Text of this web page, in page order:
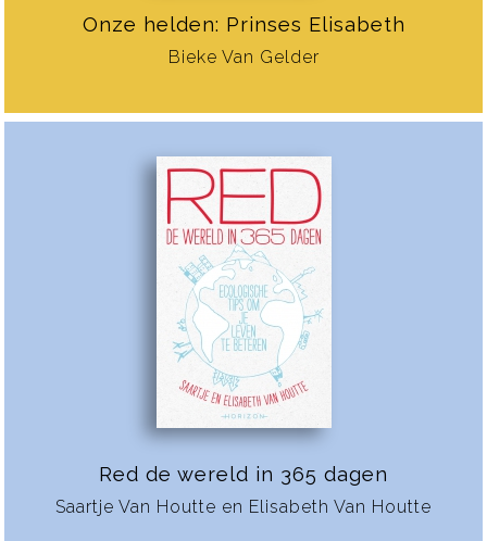
Onze helden: Prinses Elisabeth
Bieke Van Gelder
Red de wereld in 365 dagen
Saartje Van Houtte en Elisabeth Van Houtte